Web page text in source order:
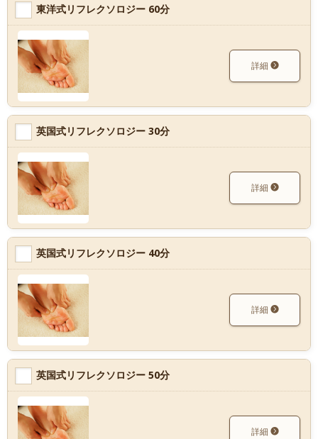
東洋式リフレクソロジー 60分
詳細
英国式リフレクソロジー 30分
詳細
英国式リフレクソロジー 40分
詳細
英国式リフレクソロジー 50分
詳細